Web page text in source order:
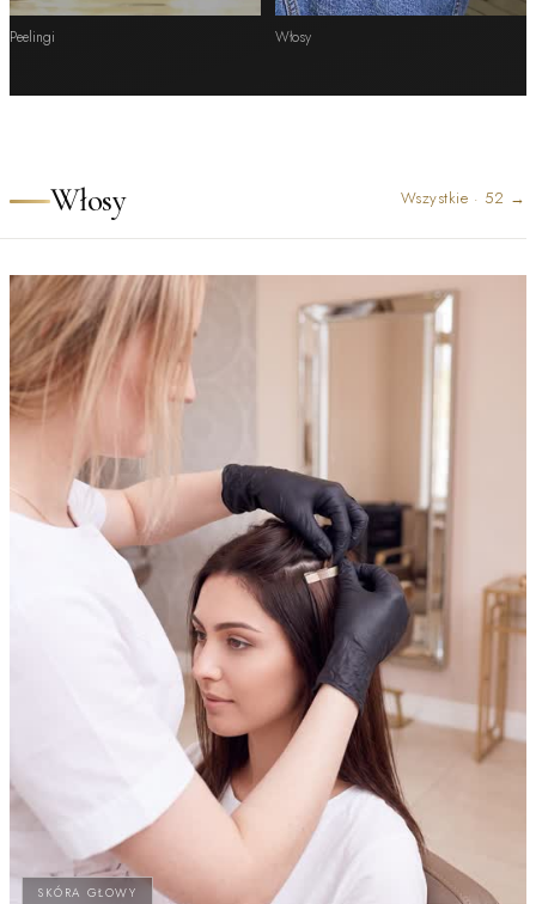
Peelingi Włosy
Włosy Wszystkie · 52 →
SKÓRA GŁOWY